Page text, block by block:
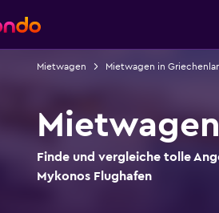
Mietwagen Mietwagen in
Finde und vergleiche tolle
Mykonos Flughafen